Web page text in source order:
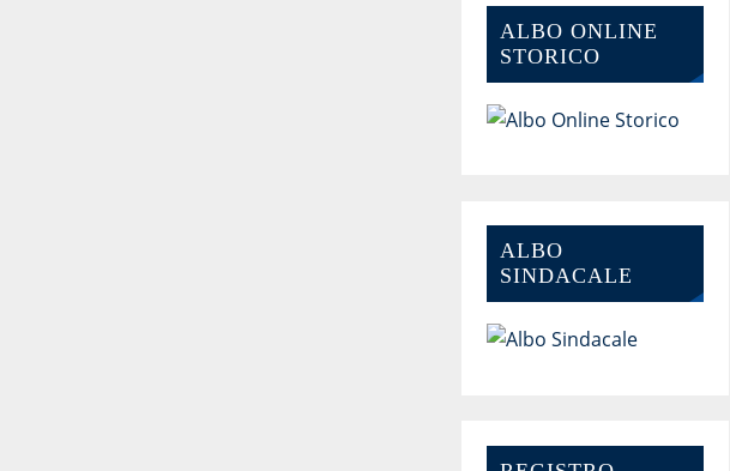
ALBO ONLINE
STORICO
ALBO
SINDACALE